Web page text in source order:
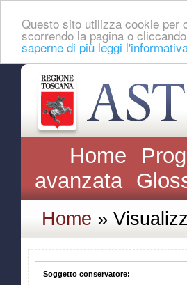
Questo sito utilizza cookie per
scorrendo la pagina o
saperne di più leggi
Home
avanzata
Home »
Soggetto conservatore: